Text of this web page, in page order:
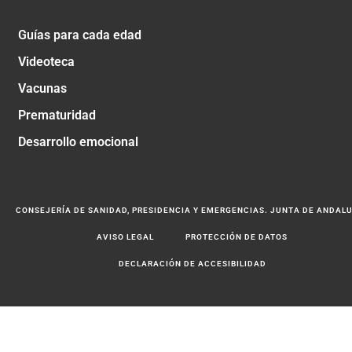
Guías para cada edad
Videoteca
Vacunas
Prematuridad
Desarrollo emocional
CONSEJERÍA DE SANIDAD, PRESIDENCIA Y EMERGENCIAS. JUNTA DE
AVISO LEGAL PROTECCIÓN DE DATOS
DECLARACIÓN DE ACCESIBILIDAD